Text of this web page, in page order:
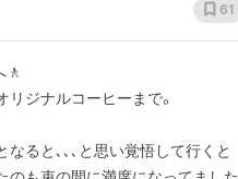
61
🚶
ジナルコーヒーまで。
なると､､､と思い覚悟して行くと